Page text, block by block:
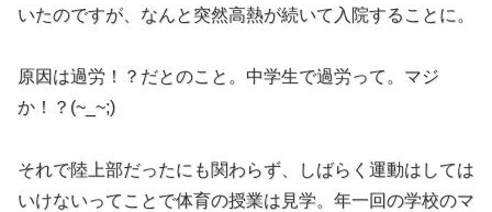
いたのですが、なんと突然高熱が続いて入院することに。
原因は過労！？だとのこと。中学生で過労って。マジ
か！？(~_~;)
それで陸上部だったにも関わらず、しばらく運動はしては
いけないってことで体育の授業は見学。年一回の学校のマ